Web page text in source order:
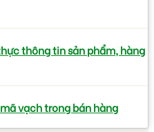
thông tin sản phẩm, hàng
vạch trong bán hàng